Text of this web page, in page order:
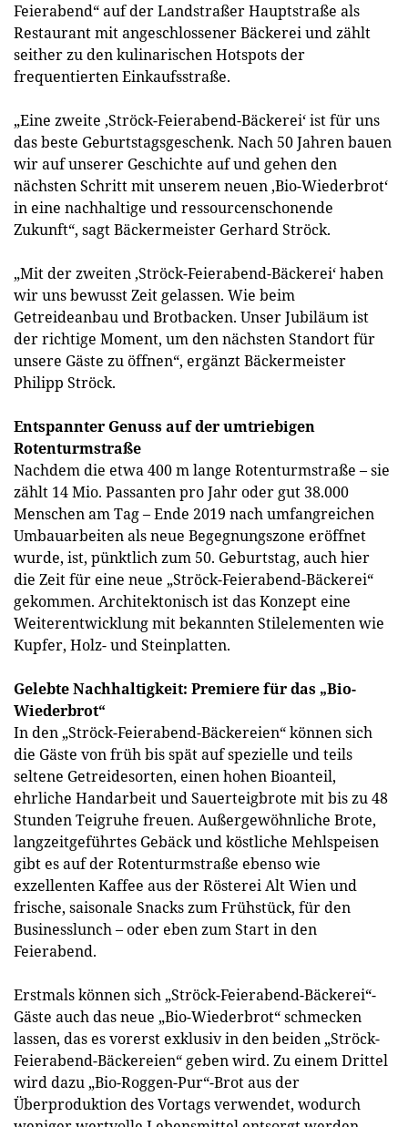
Feierabend“ auf der Landstraßer Hauptstraße als
Restaurant mit angeschlossener Bäckerei und zählt
seither zu den kulinarischen Hotspots der
frequentierten Einkaufsstraße.
„Eine zweite ‚Ströck-Feierabend-Bäckerei‘ ist für uns
das beste Geburtstagsgeschenk. Nach 50 Jahren bauen
wir auf unserer Geschichte auf und gehen den
nächsten Schritt mit unserem neuen ‚Bio-Wiederbrot‘
in eine nachhaltige und ressourcenschonende
Zukunft“, sagt Bäckermeister Gerhard Ströck.
„Mit der zweiten ‚Ströck-Feierabend-Bäckerei‘ haben
wir uns bewusst Zeit gelassen. Wie beim
Getreideanbau und Brotbacken. Unser Jubiläum ist
der richtige Moment, um den nächsten Standort für
unsere Gäste zu öffnen“, ergänzt Bäckermeister
Philipp Ströck.
Entspannter Genuss auf der umtriebigen
Rotenturmstraße
Nachdem die etwa 400 m lange Rotenturmstraße – sie
zählt 14 Mio. Passanten pro Jahr oder gut 38.000
Menschen am Tag – Ende 2019 nach umfangreichen
Umbauarbeiten als neue Begegnungszone eröffnet
wurde, ist, pünktlich zum 50. Geburtstag, auch hier
die Zeit für eine neue „Ströck-Feierabend-Bäckerei“
gekommen. Architektonisch ist das Konzept eine
Weiterentwicklung mit bekannten Stilelementen wie
Kupfer, Holz- und Steinplatten.
Gelebte Nachhaltigkeit: Premiere für das „Bio-
Wiederbrot“
In den „Ströck-Feierabend-Bäckereien“ können sich
die Gäste von früh bis spät auf spezielle und teils
seltene Getreidesorten, einen hohen Bioanteil,
ehrliche Handarbeit und Sauerteigbrote mit bis zu 48
Stunden Teigruhe freuen. Außergewöhnliche Brote,
langzeitgeführtes Gebäck und köstliche Mehlspeisen
gibt es auf der Rotenturmstraße ebenso wie
exzellenten Kaffee aus der Rösterei Alt Wien und
frische, saisonale Snacks zum Frühstück, für den
Businesslunch – oder eben zum Start in den
Feierabend.
Erstmals können sich „Ströck-Feierabend-Bäckerei“-
Gäste auch das neue „Bio-Wiederbrot“ schmecken
lassen, das es vorerst exklusiv in den beiden „Ströck-
Feierabend-Bäckereien“ geben wird. Zu einem Drittel
wird dazu „Bio-Roggen-Pur“-Brot aus der
Überproduktion des Vortags verwendet, wodurch